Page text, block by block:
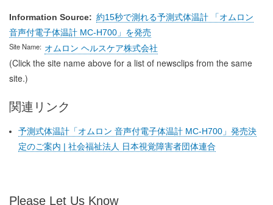
Information Source
約15秒で測れる予測式体温計 「オムロン
音声付電子体温計 MC-H700」を発売
Site Name オムロン ヘルスケア株式会社
(Click the site name above for a list of newsclips from the same
site.)
関連リンク
予測式体温計「オムロン 音声付電子体温計 MC-H700」発売決
定のご案内 | 社会福祉法人 日本視覚障害者団体連合
Please Let Us Know